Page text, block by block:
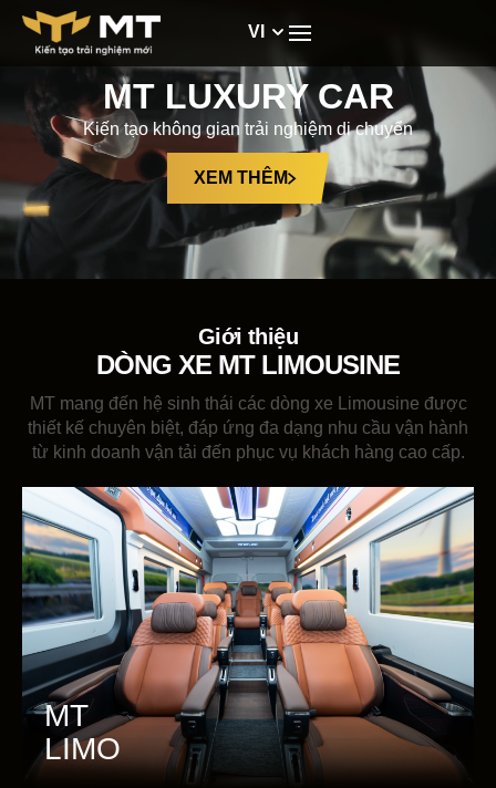
VI
MT LUXURY CAR
Kiến tạo không gian trải nghiệm di chuyển
XEM THÊM
Giới thiệu
DÒNG XE MT LIMOUSINE
MT mang đến hệ sinh thái các dòng xe Limousine được
thiết kế chuyên biệt, đáp ứng đa dạng nhu cầu vận hành
từ kinh doanh vận tải đến phục vụ khách hàng cao cấp.
MT
LIMO